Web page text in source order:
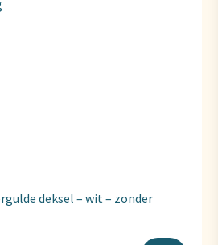
deksel – wit – zonder